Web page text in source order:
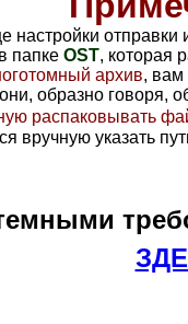
настройки
папке OST, которая
архив, вам
образно говоря,
распаковывать
вручную указать